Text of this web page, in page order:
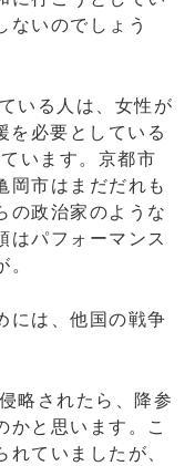
ないのでしょう
いる人は、女性が
を必要としている
います。京都市
岡市はまだだれも
の政治家のような
はパフォーマンス
には、他国の戦争
略されたら、降参
かと思います。こ
ていましたが、